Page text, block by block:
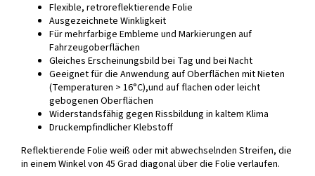
Flexible, retroreflektierende Folie
Ausgezeichnete Winkligkeit
Für mehrfarbige Embleme und Markierungen auf
Fahrzeugoberflächen
Gleiches Erscheinungsbild bei Tag und bei Nacht
Geeignet für die Anwendung auf Oberflächen mit Nieten
(Temperaturen > 16°C),und auf flachen oder leicht
gebogenen Oberflächen
Widerstandsfähig gegen Rissbildung in kaltem Klima
Druckempfindlicher Klebstoff
Reflektierende Folie weiß oder mit abwechselnden Streifen, die
in einem Winkel von 45 Grad diagonal über die Folie verlaufen.